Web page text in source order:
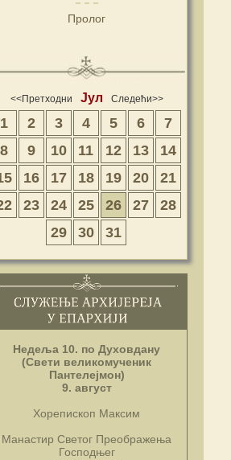
Пролог
<<Претходни Јул Следећи>>
1 2 3 4 5 6
7
8
9 10 11 12 13
14
16 17 18 19 20
21
23 24 25 26 27
28
29
30 31
Недеља 10. по Духовдану
(Свети великомученик
Пантелејмон)
9. август
Хорепископ Максим
Манастир Светог Преображења
Господњег